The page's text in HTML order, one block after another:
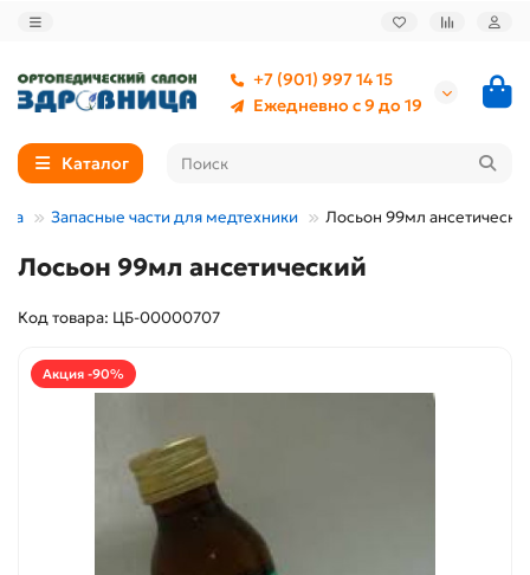
+7 (901) 997 14 15
Ежедневно с 9 до 19
Каталог
Запасные части для медтехники Лосьон 99мл
Лосьон 99мл ансетический
Код товара: ЦБ-00000707
Акция -90%